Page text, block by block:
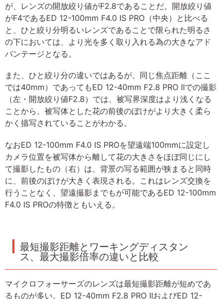
が、レンズの開放絞り値がF2.8であることだ。開放絞り値
がF4であるED 12-100mm F4.0 IS PRO（中央）と比べる
と、ひと絞り分明るいレンズであることで限られた明るさ
の下においては、より光を多く取り入れる為の大きなアド
バンテージとなる。
また、ひと絞り分の違いではあるが、同じ焦点距離（ここ
では40mm）であってもED 12-40mm F2.8 PRO IIでの撮影
（左・開放絞り値F2.8）では、被写界深度はより浅くなる
ことから、被写体とした花の前後のぼけがより大きく柔ら
かく描写されていることがわかる。
なおED 12-100mm F4.0 IS PROを望遠端100mmに設定し
カメラ位置を被写体から離して花の大きさをほぼ同じにし
て撮影したもの（右）は、背景の写る範囲が狭まると同時
に、前後のぼけが大きく表現される。これはレンズ交換を
行うことなく、望遠撮影までもが可能であるED 12-100mm
F4.0 IS PROの特徴ともいえる。
最短撮影距離とワーキングディスタン
ス、最大撮影倍率の違いと比較
マイクロフォーサーズのレンズは最短撮影距離が短めであ
るものが多い。ED 12-40mm F2.8 PRO IIおよびED 12-